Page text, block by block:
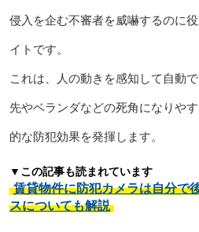
侵入を企む不審者を威嚇するのに
イトです。
これは、人の動きを感知して自動
先やベランダなどの死角になりや
的な防犯効果を発揮します。
▼この記事も読まれています
賃貸物件に防犯カメラは自分で
スについても解説